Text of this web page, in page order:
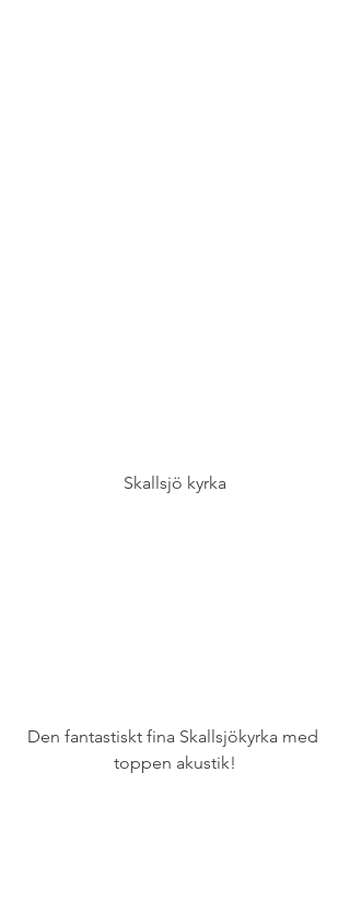
Skallsjö kyrka
Den fantastiskt fina Skallsjökyrka med
toppen akustik!